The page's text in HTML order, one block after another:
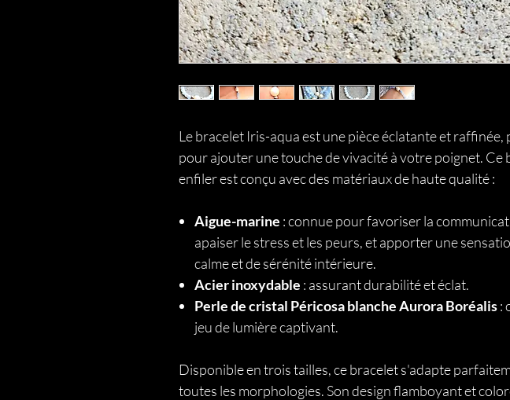
Le bracelet Iris-aqua est une pièce éclatante et raffinée,
pour ajouter une touche de vivacité à votre poignet. Ce
enfiler est conçu avec des matériaux de haute qualité :
Aigue-marine : connue pour favoriser la
apaiser le stress et les peurs, et apporter une
calme et de sérénité intérieure.
Acier inoxydable : assurant durabilité et éclat.
Perle de cristal Péricosa blanche Aurora Boréalis:
jeu de lumière captivant.
Disponible en trois tailles, ce bracelet s'adapte
toutes les morphologies. Son design flamboyant et